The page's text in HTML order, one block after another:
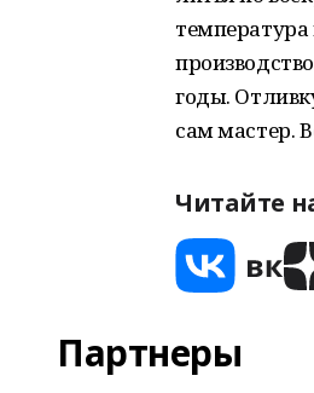
температура
годы.
сам мастер.
Читайте
Партнеры